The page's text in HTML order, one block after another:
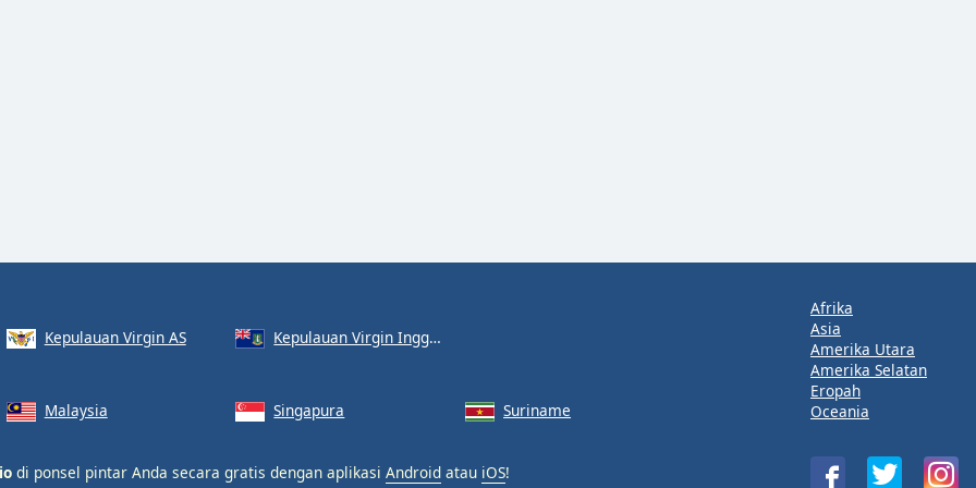
Kepulauan Virgin AS Kepulauan Virgin Inggris
Malaysia Singapura Suriname
di ponsel pintar Anda secara gratis dengan aplikasi Android atau iOS!
Afrika
Asia
Amerika Utara
Amerika Selatan
Eropah
Oceania